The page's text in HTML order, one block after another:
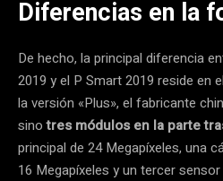
Diferencias en la
De hecho, la principal diferencia
2019 y el P Smart 2019 reside en
la versión «Plus», el fabricante
sinotres módulos en la parte
principal de 24 Megapíxeles, una
16 Megapíxeles y un tercer